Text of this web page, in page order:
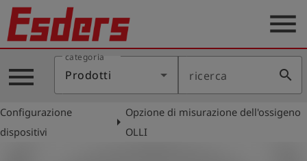
Prodotti
Applicazione
Assistenza
menu
menu
categoria
Prodotti ricerca search
Configurazione
dispositivi
arrow_right
Opzione di misurazione dell'ossigeno
OLLI